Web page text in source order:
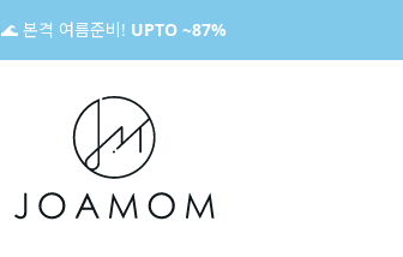
🌊 본격 여름준비! UPTO ~87%